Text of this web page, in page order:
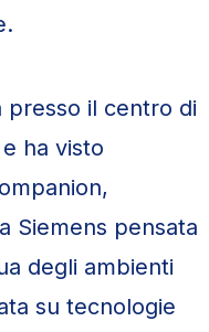
il centro di
ha visto
Siemens pensata
degli ambienti
su tecnologie